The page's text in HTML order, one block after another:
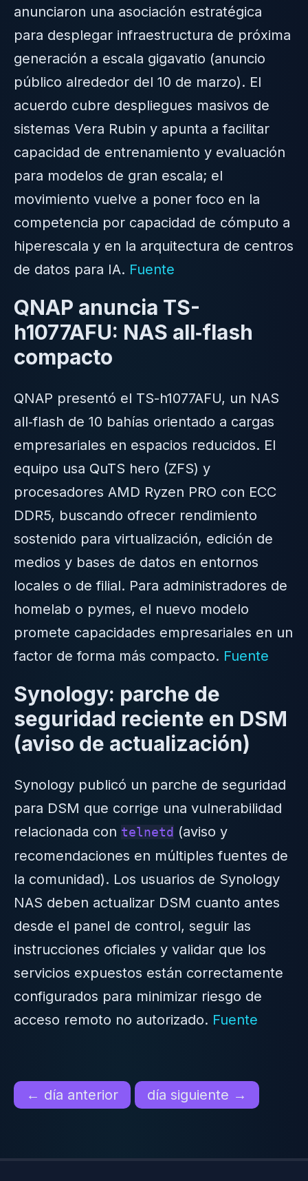
anunciaron una asociación estratégica
para desplegar infraestructura de próxima
generación a escala gigavatio (anuncio
público alrededor del 10 de marzo). El
acuerdo cubre despliegues masivos de
sistemas Vera Rubin y apunta a facilitar
capacidad de entrenamiento y evaluación
para modelos de gran escala; el
movimiento vuelve a poner foco en la
competencia por capacidad de cómputo a
hiperescala y en la arquitectura de centros
de datos para IA. Fuente
QNAP anuncia TS-
h1077AFU: NAS all‑flash
compacto
QNAP presentó el TS-h1077AFU, un NAS
all‑flash de 10 bahías orientado a cargas
empresariales en espacios reducidos. El
equipo usa QuTS hero (ZFS) y
procesadores AMD Ryzen PRO con ECC
DDR5, buscando ofrecer rendimiento
sostenido para virtualización, edición de
medios y bases de datos en entornos
locales o de filial. Para administradores de
homelab o pymes, el nuevo modelo
promete capacidades empresariales en un
factor de forma más compacto. Fuente
Synology: parche de
seguridad reciente en DSM
(aviso de actualización)
Synology publicó un parche de seguridad
para DSM que corrige una vulnerabilidad
relacionada con telnetd (aviso y
recomendaciones en múltiples fuentes de
la comunidad). Los usuarios de Synology
NAS deben actualizar DSM cuanto antes
desde el panel de control, seguir las
instrucciones oficiales y validar que los
servicios expuestos están correctamente
configurados para minimizar riesgo de
acceso remoto no autorizado. Fuente
← día anterior día siguiente →